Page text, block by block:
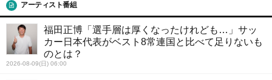
アーティスト番組
福田正博「選手層は厚くなったけれども…」サッ
カー日本代表がベスト8常連国と比べて足りないも
のとは？
2026-08-09(日) 06:00